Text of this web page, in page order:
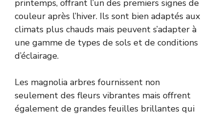
printemps, offrant l’un des premiers signes de
couleur après l’hiver. Ils sont bien adaptés aux
climats plus chauds mais peuvent s’adapter à
une gamme de types de sols et de conditions
d’éclairage.
Les magnolia arbres fournissent non
seulement des fleurs vibrantes mais offrent
également de grandes feuilles brillantes qui